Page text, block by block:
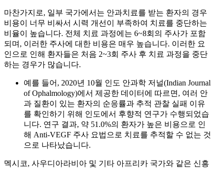
마찬가지로, 일부 국가에서는 안과치료를 받는 환자의 경우
비용이 너무 비싸서 시력 개선이 부족하여 치료를 중단하는
비율이 높습니다. 전체 치료 과정에는 6~8회의 주사가 포함
되며, 이러한 주사에 대한 비용은 매우 높습니다. 이러한 요
인으로 인해 환자들은 처음 2~3회 주사 후 치료 과정을 중단
하는 경우가 많습니다.
예를 들어, 2020년 10월 인도 안과학 저널(Indian Journal
of Ophalmology)에서 제공한 데이터에 따르면, 여러 안
과 질환이 있는 환자의 순응률과 추적 관찰 실패 이유
를 확인하기 위해 인도에서 후향적 연구가 수행되었습
니다. 연구 결과, 약 51.0%의 환자가 높은 비용으로 인
해 Anti-VEGF 주사 요법으로 치료를 추적할 수 없는 것
으로 나타났습니다.
멕시코, 사우디아라비아 및 기타 아프리카 국가와 같은 신흥